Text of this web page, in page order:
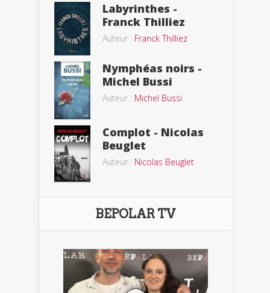
Labyrinthes -
Franck Thilliez
Auteur : Franck Thilliez
Nymphéas noirs -
Michel Bussi
Auteur : Michel Bussi
Complot - Nicolas
Beuglet
Auteur : Nicolas Beuglet
BEPOLAR TV